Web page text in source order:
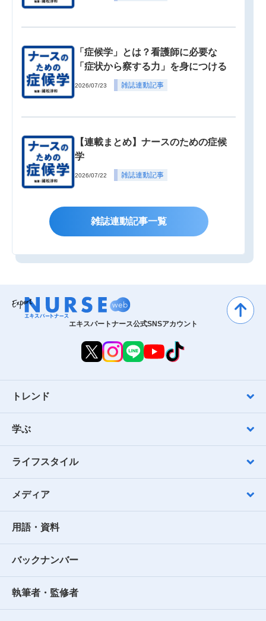
「症候学」とは？看護師に必要な
「症状から察する力」を身につける
2026/07/23 雑誌連動記事
【連載まとめ】ナースのための症候
学
2026/07/22 雑誌連動記事
雑誌連動記事一覧
エキスパートナース公式SNSアカウント
トレンド
学ぶ
ライフスタイル
メディア
用語・資料
バックナンバー
執筆者・監修者